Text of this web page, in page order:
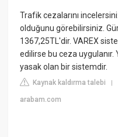
Trafik cezalarını
olduğunu görebilirsiniz.
1367,25TL'dir. VAREX
edilirse bu ceza uygulanır.
yasak olan bir sistemdir.
Kaynak kaldırma talebi |
arabam.com